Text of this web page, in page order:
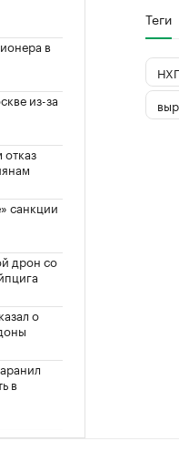
в
из-за
санкции
дрон со
о
в
в
Теги